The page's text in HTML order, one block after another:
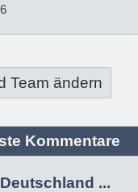
Team ändern
Kommentare
...